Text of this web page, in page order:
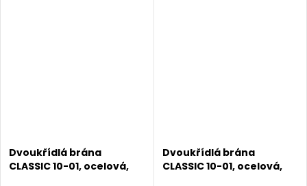
Dvoukřídlá brána
CLASSIC 10-01, ocelová,
Dvoukřídlá brána
CLASSIC 10-01, ocelová,